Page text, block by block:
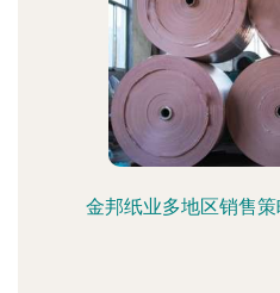
金邦纸业多地区销售